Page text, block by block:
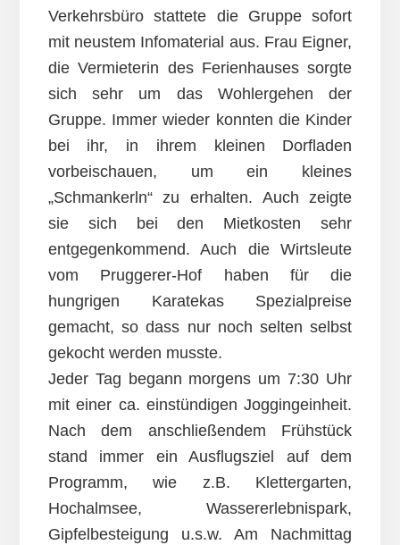
Verkehrsbüro stattete die Gruppe sofort
mit neustem Infomaterial aus. Frau Eigner,
die Vermieterin des Ferienhauses sorgte
sich sehr um das Wohlergehen der
Gruppe. Immer wieder konnten die Kinder
bei ihr, in ihrem kleinen Dorfladen
vorbeischauen, um ein kleines
„Schmankerln“ zu erhalten. Auch zeigte
sie sich bei den Mietkosten sehr
entgegenkommend. Auch die Wirtsleute
vom Pruggerer-Hof haben für die
hungrigen Karatekas Spezialpreise
gemacht, so dass nur noch selten selbst
gekocht werden musste.
Jeder Tag begann morgens um 7:30 Uhr
mit einer ca. einstündigen Joggingeinheit.
Nach dem anschließendem Frühstück
stand immer ein Ausflugsziel auf dem
Programm, wie z.B. Klettergarten,
Hochalmsee, Wassererlebnispark,
Gipfelbesteigung u.s.w. Am Nachmittag